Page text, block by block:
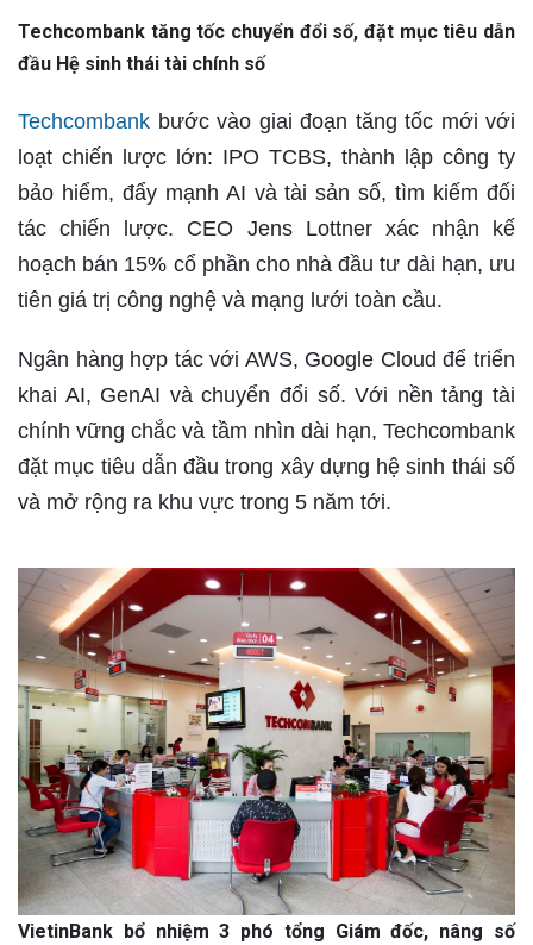
Techcombank tăng tốc chuyển đổi số, đặt mục tiêu dẫn
đầu Hệ sinh thái tài chính số
Techcombank bước vào giai đoạn tăng tốc mới với
loạt chiến lược lớn: IPO TCBS, thành lập công ty
bảo hiểm, đẩy mạnh AI và tài sản số, tìm kiếm đối
tác chiến lược. CEO Jens Lottner xác nhận kế
hoạch bán 15% cổ phần cho nhà đầu tư dài hạn, ưu
tiên giá trị công nghệ và mạng lưới toàn cầu.
Ngân hàng hợp tác với AWS, Google Cloud để triển
khai AI, GenAI và chuyển đổi số. Với nền tảng tài
chính vững chắc và tầm nhìn dài hạn, Techcombank
đặt mục tiêu dẫn đầu trong xây dựng hệ sinh thái số
và mở rộng ra khu vực trong 5 năm tới.
VietinBank bổ nhiệm 3 phó tổng Giám đốc, nâng số